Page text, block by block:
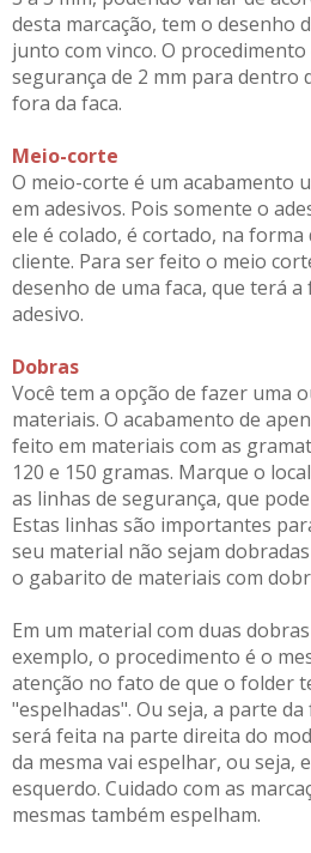
desta marcação, tem o desenho
junto com vinco. O
segurança de 2 mm para dentro
fora da faca.
Meio-corte
O meio-corte é um acabamento
em adesivos. Pois somente o
ele é colado, é cortado, na
cliente. Para ser feito o meio
desenho de uma faca, que terá
adesivo.
Dobras
Você tem a opção de fazer uma
materiais. O acabamento de
feito em materiais com as
120 e 150 gramas. Marque o
as linhas de segurança, que
Estas linhas são importantes
seu material não sejam
o gabarito de materiais com
Em um material com duas
exemplo, o procedimento é o
atenção no fato de que o folder
"espelhadas". Ou seja, a parte
será feita na parte direita do
da mesma vai espelhar, ou seja,
esquerdo. Cuidado com as
mesmas também espelham.